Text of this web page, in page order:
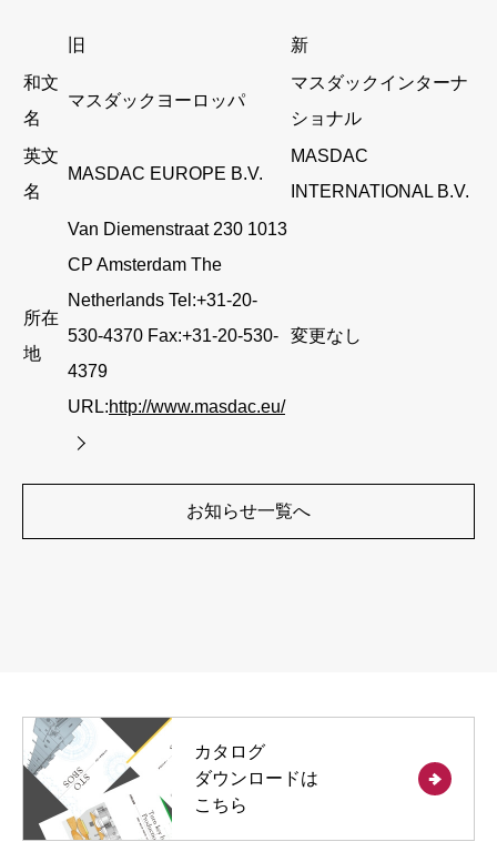
旧
新
和文
名
マスダックヨーロッパ
マスダックインターナ
ショナル
英文
名
MASDAC EUROPE B.V.
MASDAC
INTERNATIONAL B.V.
所在
地
Van Diemenstraat 230 1013
CP Amsterdam The
Netherlands Tel:+31-20-
530-4370 Fax:+31-20-530-
4379
URL:http://www.masdac.eu/
変更なし
お知らせ一覧へ
カタログ
ダウンロードは
こちら